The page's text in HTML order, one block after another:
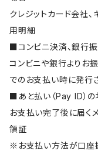
クレジットカード会社
用明細
■コンビニ決済、銀行
コンビニや銀行よりお
でのお支払い時に発行
■あと払い（Pay ID）
お支払い完了後に届く
領証
※お支払い方法が口座